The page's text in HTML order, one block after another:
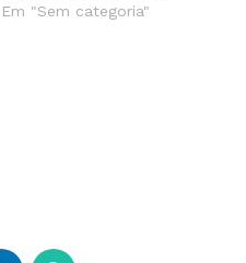
Em "Sem categoria"